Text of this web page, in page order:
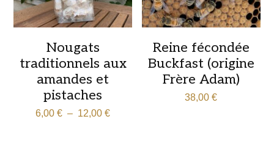
Nougats
traditionnels aux
amandes et
pistaches
6,00€ – 12,00€Plage
Reine fécondée
Buckfast (origine
Frère Adam)
38,00€